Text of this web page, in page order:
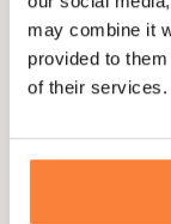
may combine it
provided to
of their services.
Questions